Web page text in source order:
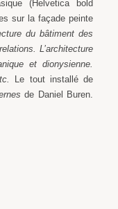
(Helvetica bold
sur la façade peinte
du bâtiment des
L’architecture
et dionysienne.
Le tout installé de
de Daniel Buren.